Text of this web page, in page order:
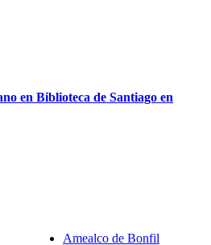
en Biblioteca de Santiago en
Amealco de Bonfil